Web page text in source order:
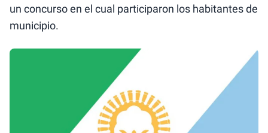
un concurso en el cual participaron los habitantes de
municipio.